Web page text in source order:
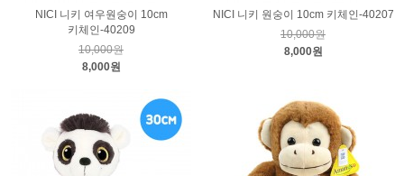
NICI 니키 여우원숭이 10cm
키체인-40209
10,000원
8,000원
NICI 니키 원숭이 10cm 키체인-40207
10,000원
8,000원